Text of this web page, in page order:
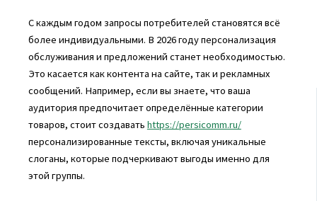
С каждым годом запросы потребителей становятся всё
более индивидуальными. В 2026 году персонализация
обслуживания и предложений станет необходимостью.
Это касается как контента на сайте, так и рекламных
сообщений. Например, если вы знаете, что ваша
аудитория предпочитает определённые категории
товаров, стоит создавать https://persicomm.ru/
персонализированные тексты, включая уникальные
слоганы, которые подчеркивают выгоды именно для
этой группы.